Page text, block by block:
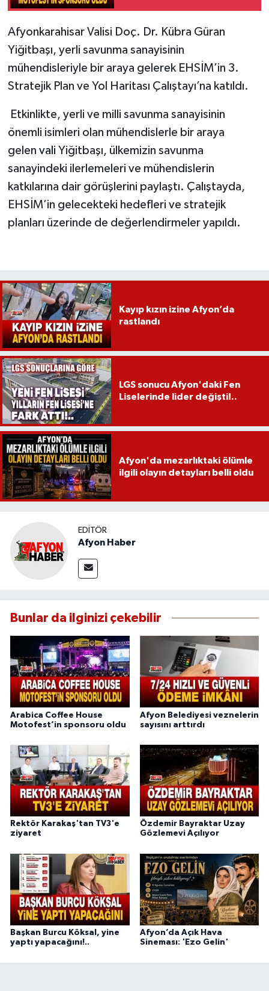
Afyonkarahisar Valisi Doç. Dr. Kübra Güran
Yiğitbaşı, yerli savunma sanayisinin
mühendisleriyle bir araya gelerek EHSİM’in 3.
Stratejik Plan ve Yol Haritası Çalıştayı’na katıldı.
Etkinlikte, yerli ve milli savunma sanayisinin
önemli isimleri olan mühendislerle bir araya
gelen vali Yiğitbaşı, ülkemizin savunma
sanayindeki ilerlemeleri ve mühendislerin
katkılarına dair görüşlerini paylaştı. Çalıştayda,
EHSİM’in gelecekteki hedefleri ve stratejik
planları üzerinde de değerlendirmeler yapıldı.
Kayıp kızın izine Afyon’da
rastlandı
LGS sonucu Afyon'daki Fen
Liselerinde lider değişti!..
Afyon'da mezarlıktaki ölümle
ilgili olayın detayları belli oldu
EDITÖR
Afyon Haber
Bunlar da ilginizi çekebilir
Arabica Coffee House
Motofest’in sponsoru oldu
Afyon Belediyesi veznelerin
sayısını arttırdı
Rektör Karakaş'tan TV3'e
ziyaret
Özdemir Bayraktar Uzay
Gözlemevi Açılıyor
Başkan Burcu Köksal, yine
yaptı yapacağını!..
Afyon’da Açık Hava
Sineması: 'Ezo Gelin'